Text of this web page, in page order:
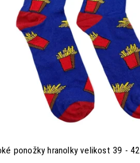
ponožky hranolky velikost 39 - 42